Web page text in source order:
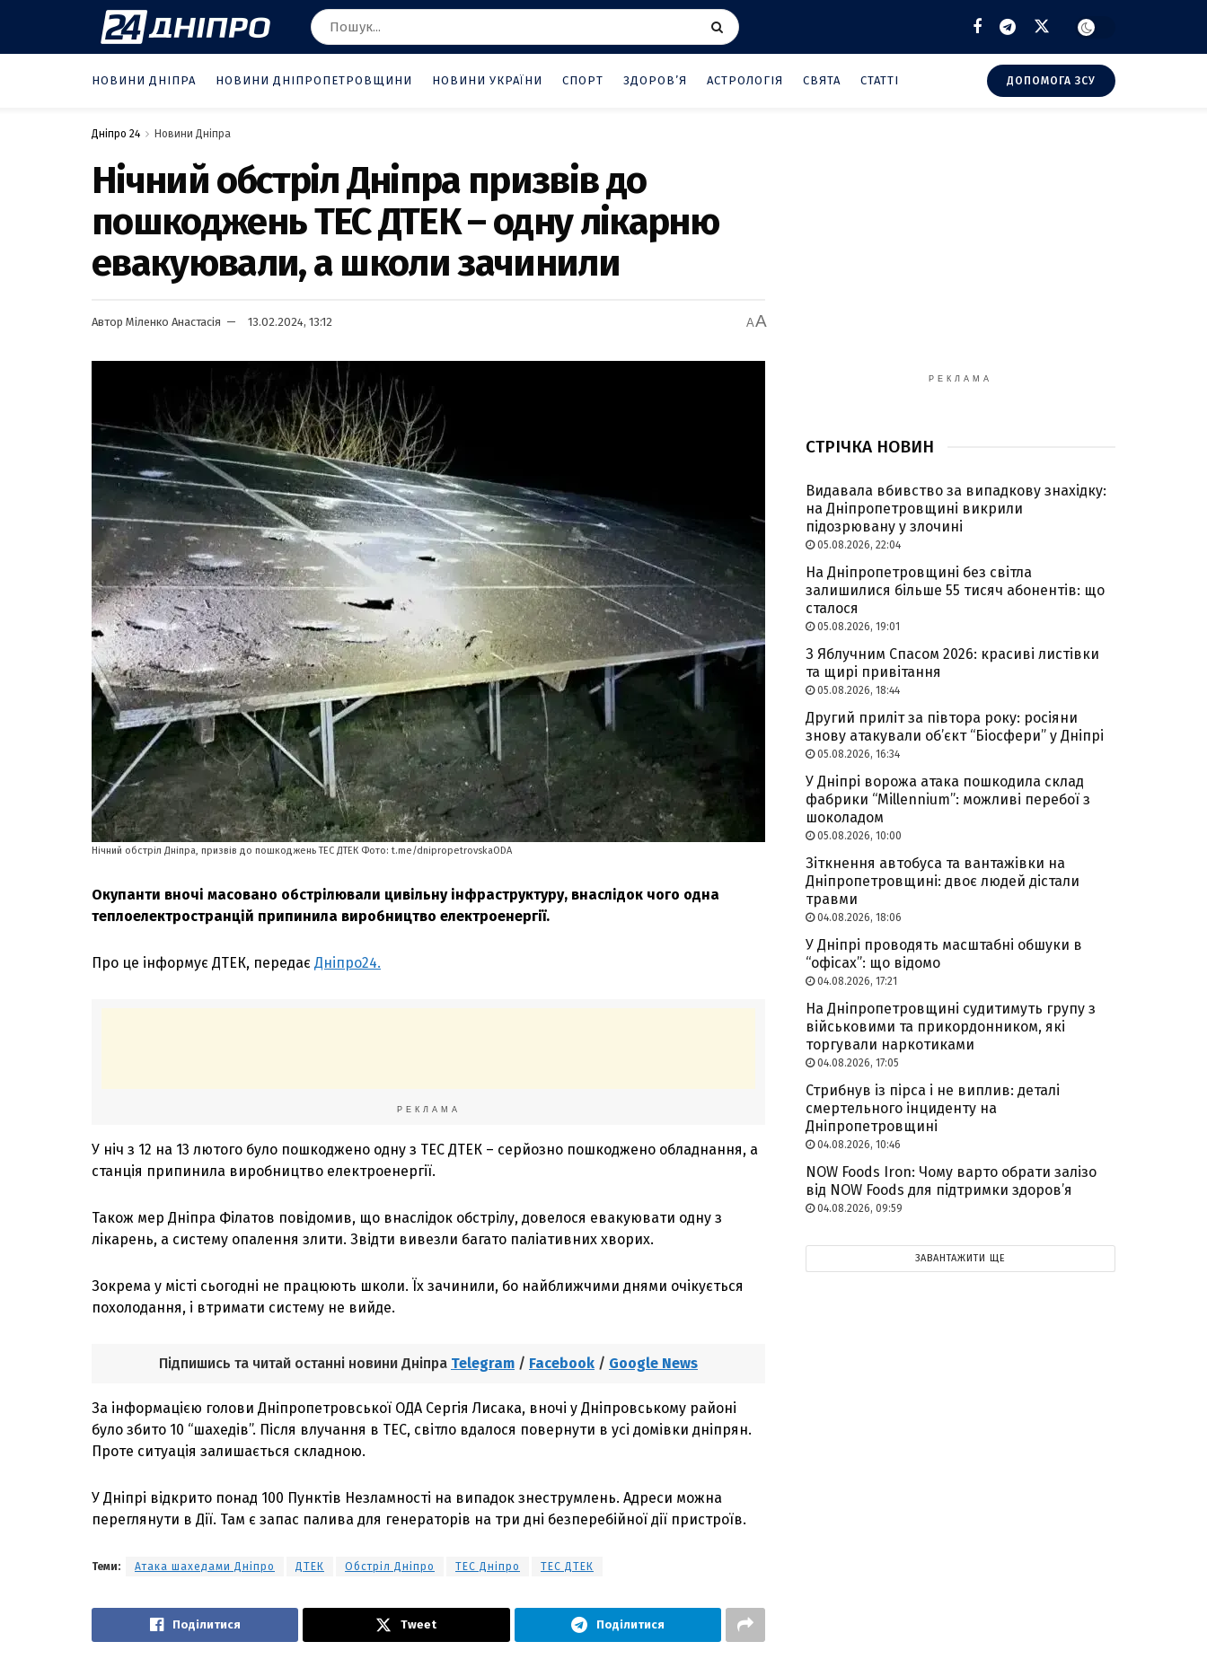
НОВИНИ ДНІПРА НОВИНИ ДНІПРОПЕТРОВЩИНИ НОВИНИ УКРАЇНИ СПОРТ ЗДОРОВ’Я АСТРОЛОГІЯ СВЯТА СТАТТІ ДОПОМОГА ЗСУ
Дніпро 24 Новини Дніпра
Нічний обстріл Дніпра призвів до
пошкоджень ТЕС ДТЕК – одну лікарню
евакуювали, а школи зачинили
Автор Міленко Анастасія 13.02.2024, 13:12 AA
Нічний обстріл Дніпра, призвів до пошкоджень ТЕС ДТЕК Фото: t.me/dnipropetrovskaODA
Окупанти вночі масовано обстрілювали цивільну інфраструктуру, внаслідок чого одна
теплоелектространцій припинила виробництво електроенергії.
Про це інформує ДТЕК, передає Дніпро24.
РЕКЛАМА
У ніч з 12 на 13 лютого було пошкоджено одну з ТЕС ДТЕК – серйозно пошкоджено обладнання, а
станція припинила виробництво електроенергії.
Також мер Дніпра Філатов повідомив, що внаслідок обстрілу, довелося евакуювати одну з
лікарень, а систему опалення злити. Звідти вивезли багато паліативних хворих.
Зокрема у місті сьогодні не працюють школи. Їх зачинили, бо найближчими днями очікується
похолодання, і втримати систему не вийде.
Підпишись та читай останні новини Дніпра Telegram / Facebook / Google News
За інформацією голови Дніпропетровської ОДА Сергія Лисака, вночі у Дніпровському районі
було збито 10 “шахедів”. Після влучання в ТЕС, світло вдалося повернути в усі домівки дніпрян.
Проте ситуація залишається складною.
У Дніпрі відкрито понад 100 Пунктів Незламності на випадок знеструмлень. Адреси можна
переглянути в Дії. Там є запас палива для генераторів на три дні безперебійної дії пристроїв.
Теми: Атака шахедами Дніпро ДТЕК Обстріл Дніпро ТЕС Дніпро ТЕС ДТЕК
Поділитися Tweet Поділитися
РЕКЛАМА
СТРІЧКА НОВИН
Видавала вбивство за випадкову знахідку:
на Дніпропетровщині викрили
підозрювану у злочині
05.08.2026, 22:04
На Дніпропетровщині без світла
залишилися більше 55 тисяч абонентів: що
сталося
05.08.2026, 19:01
З Яблучним Спасом 2026: красиві листівки
та щирі привітання
05.08.2026, 18:44
Другий приліт за півтора року: росіяни
знову атакували об’єкт “Біосфери” у Дніпрі
05.08.2026, 16:34
У Дніпрі ворожа атака пошкодила склад
фабрики “Millennium”: можливі перебої з
шоколадом
05.08.2026, 10:00
Зіткнення автобуса та вантажівки на
Дніпропетровщині: двоє людей дістали
травми
04.08.2026, 18:06
У Дніпрі проводять масштабні обшуки в
“офісах”: що відомо
04.08.2026, 17:21
На Дніпропетровщині судитимуть групу з
військовими та прикордонником, які
торгували наркотиками
04.08.2026, 17:05
Стрибнув із пірса і не виплив: деталі
смертельного інциденту на
Дніпропетровщині
04.08.2026, 10:46
NOW Foods Iron: Чому варто обрати залізо
від NOW Foods для підтримки здоров’я
04.08.2026, 09:59
ЗАВАНТАЖИТИ ЩЕ